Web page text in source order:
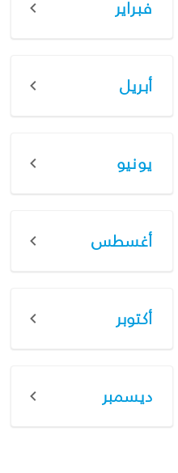
فبراير
أبريل
يونيو
أغسطس
أكتوبر
ديسمبر